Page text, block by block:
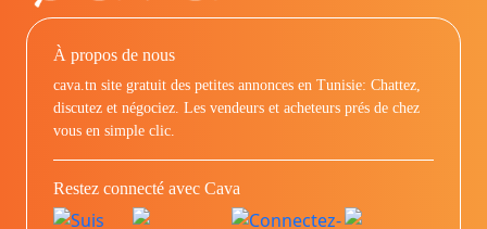
À propos de nous
cava.tn site gratuit des petites annonces en Tunisie: Chattez,
discutez et négociez. Les vendeurs et acheteurs prés de chez
vous en simple clic.
Restez connecté avec Cava